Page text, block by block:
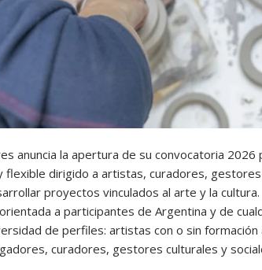
anuncia la apertura de su convocatoria
flexible dirigido a artistas, curadores,
proyectos vinculados al arte y la
a participantes de Argentina y de
de perfiles: artistas con o sin
curadores, gestores culturales y